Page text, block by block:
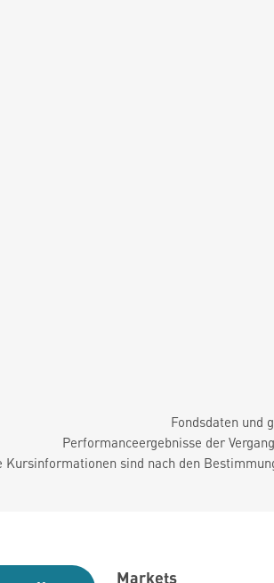
Fondsdaten und
Performanceergebnisse der
Kursinformationen sind nach den
Markets